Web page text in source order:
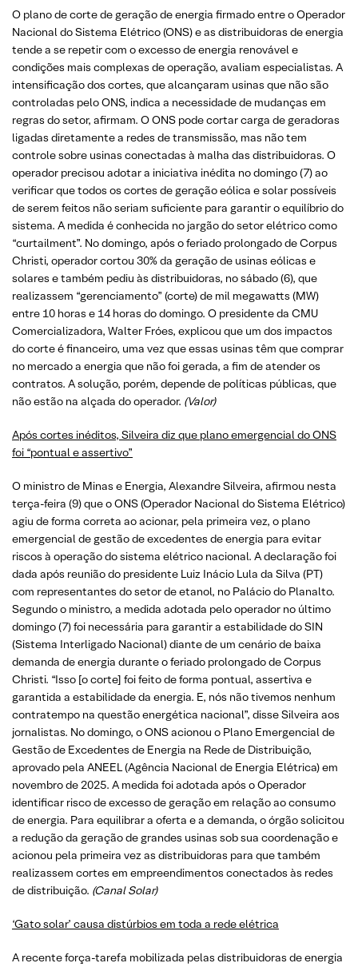
O plano de corte de geração de energia firmado entre o Operador
Nacional do Sistema Elétrico (ONS) e as distribuidoras de energia
tende a se repetir com o excesso de energia renovável e
condições mais complexas de operação, avaliam especialistas. A
intensificação dos cortes, que alcançaram usinas que não são
controladas pelo ONS, indica a necessidade de mudanças em
regras do setor, afirmam. O ONS pode cortar carga de geradoras
ligadas diretamente a redes de transmissão, mas não tem
controle sobre usinas conectadas à malha das distribuidoras. O
operador precisou adotar a iniciativa inédita no domingo (7) ao
verificar que todos os cortes de geração eólica e solar possíveis
de serem feitos não seriam suficiente para garantir o equilíbrio do
sistema. A medida é conhecida no jargão do setor elétrico como
“curtailment”. No domingo, após o feriado prolongado de Corpus
Christi, operador cortou 30% da geração de usinas eólicas e
solares e também pediu às distribuidoras, no sábado (6), que
realizassem “gerenciamento” (corte) de mil megawatts (MW)
entre 10 horas e 14 horas do domingo. O presidente da CMU
Comercializadora, Walter Fróes, explicou que um dos impactos
do corte é financeiro, uma vez que essas usinas têm que comprar
no mercado a energia que não foi gerada, a fim de atender os
contratos. A solução, porém, depende de políticas públicas, que
não estão na alçada do operador. (Valor)
Após cortes inéditos, Silveira diz que plano emergencial do ONS
foi “pontual e assertivo”
O ministro de Minas e Energia, Alexandre Silveira, afirmou nesta
terça-feira (9) que o ONS (Operador Nacional do Sistema Elétrico)
agiu de forma correta ao acionar, pela primeira vez, o plano
emergencial de gestão de excedentes de energia para evitar
riscos à operação do sistema elétrico nacional. A declaração foi
dada após reunião do presidente Luiz Inácio Lula da Silva (PT)
com representantes do setor de etanol, no Palácio do Planalto.
Segundo o ministro, a medida adotada pelo operador no último
domingo (7) foi necessária para garantir a estabilidade do SIN
(Sistema Interligado Nacional) diante de um cenário de baixa
demanda de energia durante o feriado prolongado de Corpus
Christi. “Isso [o corte] foi feito de forma pontual, assertiva e
garantida a estabilidade da energia. E, nós não tivemos nenhum
contratempo na questão energética nacional”, disse Silveira aos
jornalistas. No domingo, o ONS acionou o Plano Emergencial de
Gestão de Excedentes de Energia na Rede de Distribuição,
aprovado pela ANEEL (Agência Nacional de Energia Elétrica) em
novembro de 2025. A medida foi adotada após o Operador
identificar risco de excesso de geração em relação ao consumo
de energia. Para equilibrar a oferta e a demanda, o órgão solicitou
a redução da geração de grandes usinas sob sua coordenação e
acionou pela primeira vez as distribuidoras para que também
realizassem cortes em empreendimentos conectados às redes
de distribuição. (Canal Solar)
‘Gato solar’ causa distúrbios em toda a rede elétrica
A recente força-tarefa mobilizada pelas distribuidoras de energia